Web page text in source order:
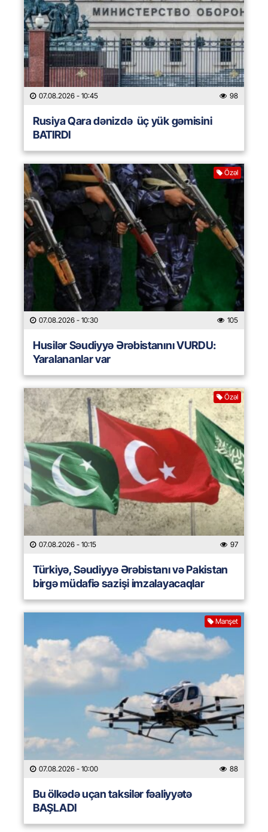
07.08.2026 - 10:45 98
Rusiya Qara dənizdə üç yük gəmisini
BATIRDI
Özəl
07.08.2026 - 10:30 105
Husilər Səudiyyə Ərəbistanını VURDU:
Yaralananlar var
Özəl
07.08.2026 - 10:15 97
Türkiyə, Səudiyyə Ərəbistanı və Pakistan
birgə müdafiə sazişi imzalayacaqlar
Manşet
07.08.2026 - 10:00 88
Bu ölkədə uçan taksilər fəaliyyətə
BAŞLADI